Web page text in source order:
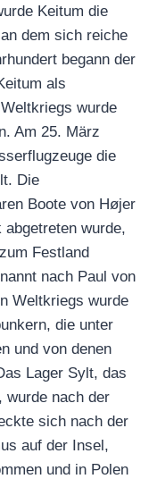
Keitum die
dem sich reiche
begann der
als
wurde
Am 25. März
die
Die
Boote von Højer
wurde,
Festland
nach Paul von
Weltkriegs wurde
die unter
und von denen
Lager Sylt, das
wurde nach der
sich nach der
auf der Insel,
und in Polen